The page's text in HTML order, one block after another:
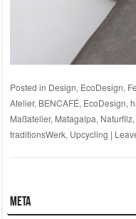
Posted in Design, EcoDesign,
Atelier, BENCAFÉ, EcoDesign,
Maßatelier, Matagalpa, Naturfilz,
traditionsWerk, Upcycling |
Meta